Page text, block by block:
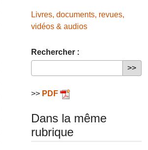
Livres, documents, revues,
vidéos & audios
Rechercher :
>> PDF
Dans la même
rubrique